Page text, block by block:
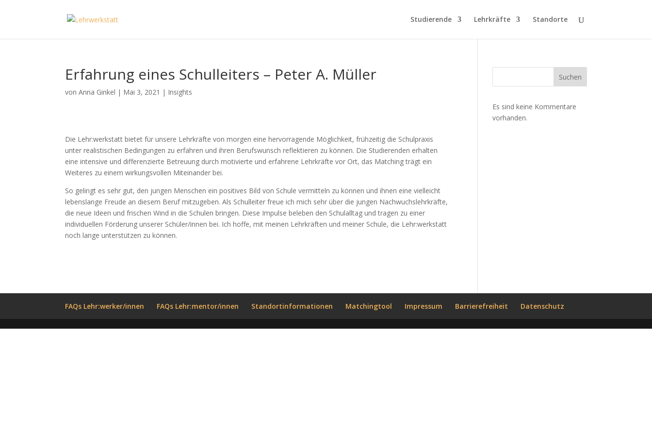
Studierende Lehrkräfte Standorte
Erfahrung eines Schulleiters – Peter A. Müller
vonAnna Ginkel | Mai 3, 2021 | Insights
Die Lehr:werkstatt bietet für unsere Lehrkräfte von morgen eine hervorragende Möglichkeit, frühzeitig die Schulpraxis
unter realistischen Bedingungen zu erfahren und ihren Berufswunsch reflektieren zu können. Die Studierenden erhalten
eine intensive und differenzierte Betreuung durch motivierte und erfahrene Lehrkräfte vor Ort, das Matching trägt ein
Weiteres zu einem wirkungsvollen Miteinander bei.
So gelingt es sehr gut, den jungen Menschen ein positives Bild von Schule vermitteln zu können und ihnen eine vielleicht
lebenslange Freude an diesem Beruf mitzugeben. Als Schulleiter freue ich mich sehr über die jungen Nachwuchslehrkräfte,
die neue Ideen und frischen Wind in die Schulen bringen. Diese Impulse beleben den Schulalltag und tragen zu einer
individuellen Förderung unserer Schüler/innen bei. Ich hoffe, mit meinen Lehrkräften und meiner Schule, die Lehr:werkstatt
noch lange unterstützen zu können.
Suchen
Es sind keine Kommentare
vorhanden.
FAQs Lehr:werker/innen FAQs Lehr:mentor/innen Standortinformationen Matchingtool Impressum Barrierefreiheit Datenschutz